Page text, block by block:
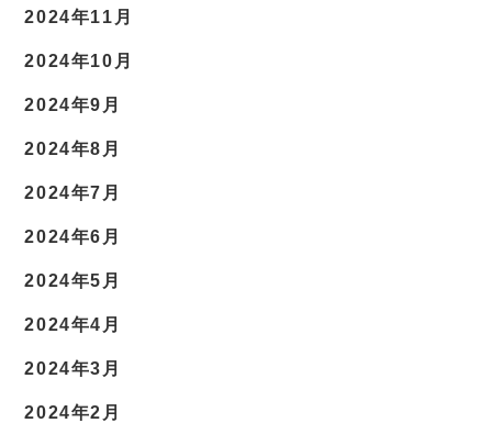
2024年11月
2024年10月
2024年9月
2024年8月
2024年7月
2024年6月
2024年5月
2024年4月
2024年3月
2024年2月